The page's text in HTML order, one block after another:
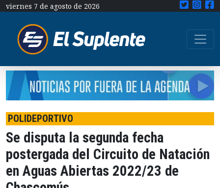
viernes 7 de agosto de 2026
POLIDEPORTIVO
Se disputa la segunda fecha
postergada del Circuito de Natación
en Aguas Abiertas 2022/23 de